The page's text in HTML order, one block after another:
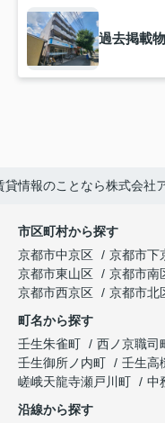
過去掲載
貸情報のことなら株式会社
市区町村から探す
京都市中京区
京都市下
京都市東山区
京都市南
京都市西京区
京都市北
町名から探す
壬生朱雀町
西ノ京職司
壬生御所ノ内町
壬生高
嵯峨天龍寺瀬戸川町
中
沿線から探す